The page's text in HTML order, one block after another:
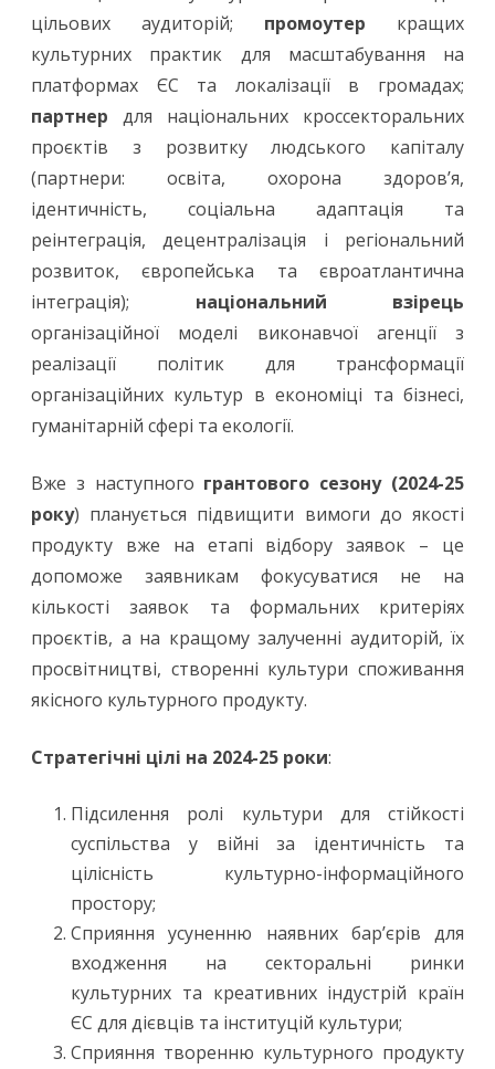
цільових аудиторій; промоутер кращих
культурних практик для масштабування на
платформах ЄС та локалізації в громадах;
партнер для національних кроссекторальних
проєктів з розвитку людського капіталу
(партнери: освіта, охорона здоров’я,
ідентичність, соціальна адаптація та
реінтеграція, децентралізація і регіональний
розвиток, європейська та євроатлантична
інтеграція); національний взірець
організаційної моделі виконавчої агенції з
реалізації політик для трансформації
організаційних культур в економіці та бізнесі,
гуманітарній сфері та екології.
Вже з наступного грантового сезону (2024-25
року) планується підвищити вимоги до якості
продукту вже на етапі відбору заявок – це
допоможе заявникам фокусуватися не на
кількості заявок та формальних критеріях
проєктів, а на кращому залученні аудиторій, їх
просвітництві, створенні культури споживання
якісного культурного продукту.
Стратегічні цілі на 2024-25 роки:
Підсилення ролі культури для стійкості
суспільства у війні за ідентичність та
цілісність культурно-інформаційного
простору;
Сприяння усуненню наявних бар’єрів для
входження на секторальні ринки
культурних та креативних індустрій країн
ЄС для дієвців та інституцій культури;
Сприяння творенню культурного продукту